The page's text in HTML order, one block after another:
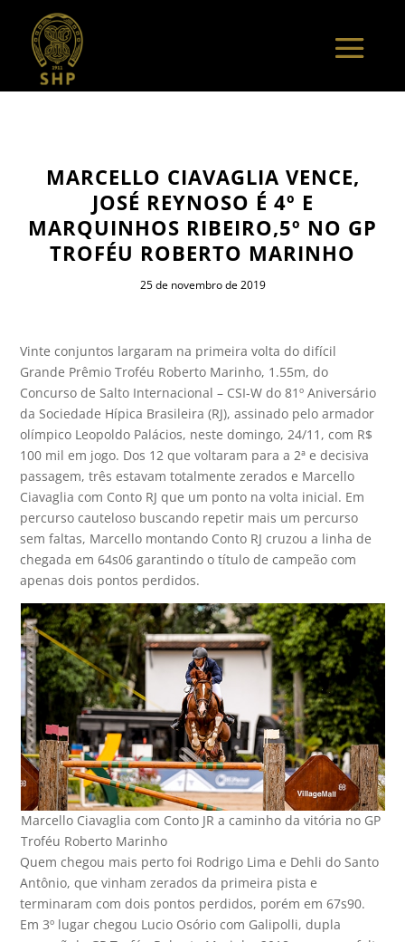
MARCELLO CIAVAGLIA VENCE,
JOSÉ REYNOSO É 4º E
MARQUINHOS RIBEIRO,5º NO GP
TROFÉU ROBERTO MARINHO
25 de novembro de 2019
Vinte conjuntos largaram na primeira volta do difícil
Grande Prêmio Troféu Roberto Marinho, 1.55m, do
Concurso de Salto Internacional – CSI-W do 81º Aniversário
da Sociedade Hípica Brasileira (RJ), assinado pelo armador
olímpico Leopoldo Palácios, neste domingo, 24/11, com R$
100 mil em jogo. Dos 12 que voltaram para a 2ª e decisiva
passagem, três estavam totalmente zerados e Marcello
Ciavaglia com Conto RJ que um ponto na volta inicial. Em
percurso cauteloso buscando repetir mais um percurso
sem faltas, Marcello montando Conto RJ cruzou a linha de
chegada em 64s06 garantindo o título de campeão com
apenas dois pontos perdidos.
Marcello Ciavaglia com Conto JR a caminho da vitória no GP
Troféu Roberto Marinho
Quem chegou mais perto foi Rodrigo Lima e Dehli do Santo
Antônio, que vinham zerados da primeira pista e
terminaram com dois pontos perdidos, porém em 67s90.
Em 3º lugar chegou Lucio Osório com Galipolli, dupla